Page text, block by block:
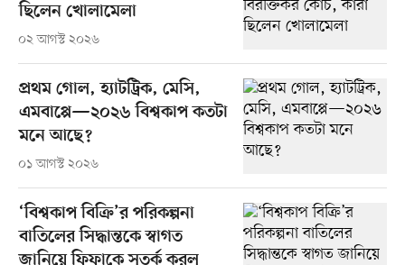
ছিলেন খোলামেলা
০২ আগস্ট ২০২৬
প্রথম গোল, হ্যাটট্রিক, মেসি,
এমবাপ্পে—২০২৬ বিশ্বকাপ কতটা
মনে আছে?
০১ আগস্ট ২০২৬
‘বিশ্বকাপ বিক্রি’র পরিকল্পনা
বাতিলের সিদ্ধান্তকে স্বাগত
জানিয়ে ফিফাকে সতর্ক করল